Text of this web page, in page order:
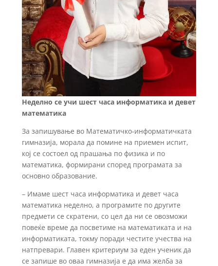
Неделно се учи шест часа информатика и девет
математика
За запишување во Математичко-информатичката
гимназија, морала да помине на приемен испит,
кој се состоел од прашања по физика и по
математика, формирани според програмата за
основно образование.
– Имаме шест часа информатика и девет часа
математика неделно, а програмите по другите
предмети се скратени, со цел да ни се овозможи
повеќе време да посветиме на математиката и на
информатиката, токму поради честите учества на
натпревари. Главен критериум за еден ученик да
се запише во оваа гимназија е да има желба за